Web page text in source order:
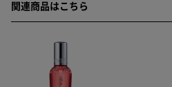
関連商品はこちら